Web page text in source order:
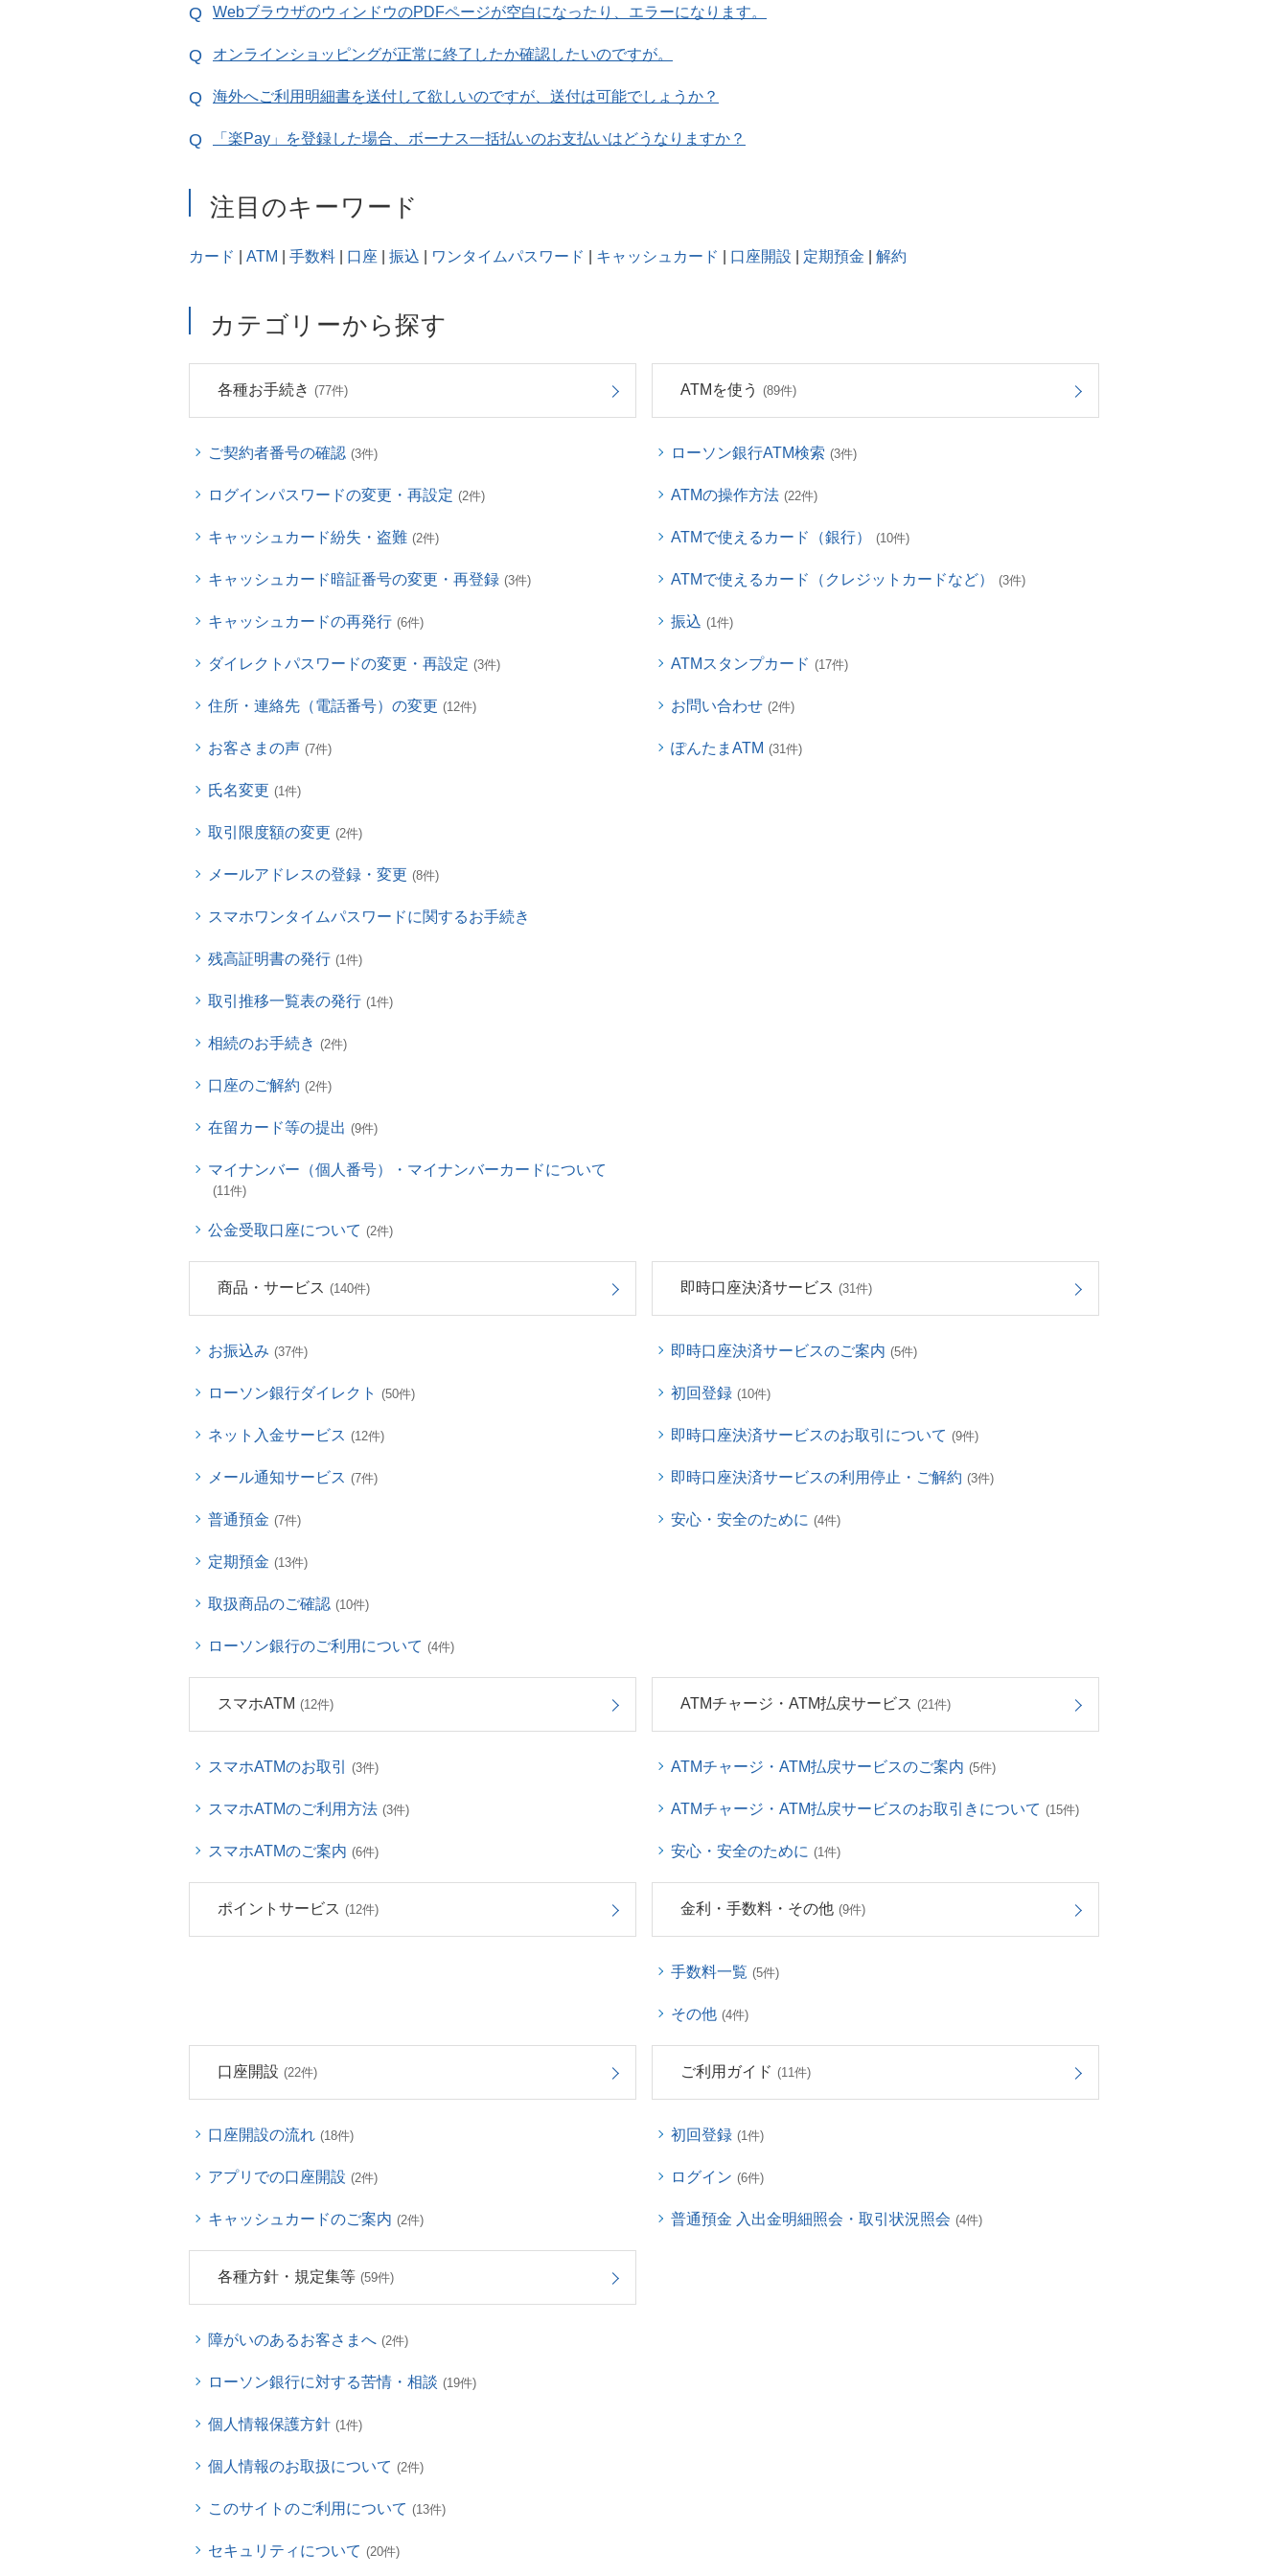
WebブラウザのウィンドウのPDFページが空白になったり、エラーになります。
オンラインショッピングが正常に終了したか確認したいのですが。
海外へご利用明細書を送付して欲しいのですが、送付は可能でしょうか？
「楽Pay」を登録した場合、ボーナス一括払いのお支払いはどうなりますか？
注目のキーワード
カード ATM 手数料 口座 振込 ワンタイムパスワード キャッシュカード 口座開設 定期預金 解約
カテゴリーから探す
各種お手続き (77件)
ご契約者番号の確認 (3件)
ログインパスワードの変更・再設定 (2件)
キャッシュカード紛失・盗難 (2件)
キャッシュカード暗証番号の変更・再登録 (3件)
キャッシュカードの再発行 (6件)
ダイレクトパスワードの変更・再設定 (3件)
住所・連絡先（電話番号）の変更 (12件)
お客さまの声 (7件)
氏名変更 (1件)
取引限度額の変更 (2件)
メールアドレスの登録・変更 (8件)
スマホワンタイムパスワードに関するお手続き
残高証明書の発行 (1件)
取引推移一覧表の発行 (1件)
相続のお手続き (2件)
口座のご解約 (2件)
在留カード等の提出 (9件)
マイナンバー（個人番号）・マイナンバーカードについて
(11件)
公金受取口座について (2件)
ATMを使う (89件)
ローソン銀行ATM検索 (3件)
ATMの操作方法 (22件)
ATMで使えるカード（銀行） (10件)
ATMで使えるカード（クレジットカードなど） (3件)
振込 (1件)
ATMスタンプカード (17件)
お問い合わせ (2件)
ぽんたまATM (31件)
商品・サービス (140件)
お振込み (37件)
ローソン銀行ダイレクト (50件)
ネット入金サービス (12件)
メール通知サービス (7件)
普通預金 (7件)
定期預金 (13件)
取扱商品のご確認 (10件)
ローソン銀行のご利用について (4件)
即時口座決済サービス (31件)
即時口座決済サービスのご案内 (5件)
初回登録 (10件)
即時口座決済サービスのお取引について (9件)
即時口座決済サービスの利用停止・ご解約 (3件)
安心・安全のために (4件)
スマホATM (12件)
スマホATMのお取引 (3件)
スマホATMのご利用方法 (3件)
スマホATMのご案内 (6件)
ATMチャージ・ATM払戻サービス (21件)
ATMチャージ・ATM払戻サービスのご案内 (5件)
ATMチャージ・ATM払戻サービスのお取引きについて (15件)
安心・安全のために (1件)
ポイントサービス (12件) 金利・手数料・その他 (9件)
手数料一覧 (5件)
その他 (4件)
口座開設 (22件)
口座開設の流れ (18件)
アプリでの口座開設 (2件)
キャッシュカードのご案内 (2件)
ご利用ガイド (11件)
初回登録 (1件)
ログイン (6件)
普通預金 入出金明細照会・取引状況照会 (4件)
各種方針・規定集等 (59件)
障がいのあるお客さまへ (2件)
ローソン銀行に対する苦情・相談 (19件)
個人情報保護方針 (1件)
個人情報のお取扱について (2件)
このサイトのご利用について (13件)
セキュリティについて (20件)